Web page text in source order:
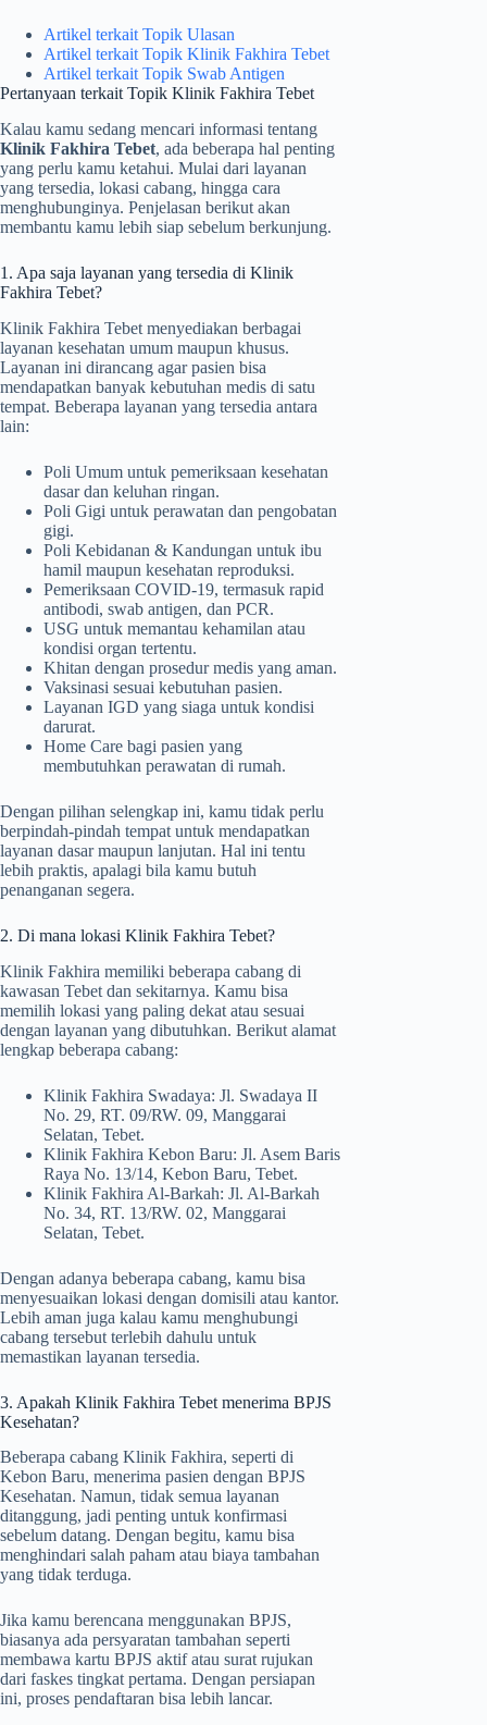
Artikel terkait Topik Ulasan
Artikel terkait Topik Klinik Fakhira Tebet
Artikel terkait Topik Swab Antigen
Pertanyaan terkait Topik Klinik Fakhira Tebet
Kalau kamu sedang mencari informasi tentang
Klinik Fakhira Tebet, ada beberapa hal penting
yang perlu kamu ketahui. Mulai dari layanan
yang tersedia, lokasi cabang, hingga cara
menghubunginya. Penjelasan berikut akan
membantu kamu lebih siap sebelum berkunjung.
1. Apa saja layanan yang tersedia di Klinik
Fakhira Tebet?
Klinik Fakhira Tebet menyediakan berbagai
layanan kesehatan umum maupun khusus.
Layanan ini dirancang agar pasien bisa
mendapatkan banyak kebutuhan medis di satu
tempat. Beberapa layanan yang tersedia antara
lain:
Poli Umum untuk pemeriksaan kesehatan
dasar dan keluhan ringan.
Poli Gigi untuk perawatan dan pengobatan
gigi.
Poli Kebidanan & Kandungan untuk ibu
hamil maupun kesehatan reproduksi.
Pemeriksaan COVID-19, termasuk rapid
antibodi, swab antigen, dan PCR.
USG untuk memantau kehamilan atau
kondisi organ tertentu.
Khitan dengan prosedur medis yang aman.
Vaksinasi sesuai kebutuhan pasien.
Layanan IGD yang siaga untuk kondisi
darurat.
Home Care bagi pasien yang
membutuhkan perawatan di rumah.
Dengan pilihan selengkap ini, kamu tidak perlu
berpindah-pindah tempat untuk mendapatkan
layanan dasar maupun lanjutan. Hal ini tentu
lebih praktis, apalagi bila kamu butuh
penanganan segera.
2. Di mana lokasi Klinik Fakhira Tebet?
Klinik Fakhira memiliki beberapa cabang di
kawasan Tebet dan sekitarnya. Kamu bisa
memilih lokasi yang paling dekat atau sesuai
dengan layanan yang dibutuhkan. Berikut alamat
lengkap beberapa cabang:
Klinik Fakhira Swadaya: Jl. Swadaya II
No. 29, RT. 09/RW. 09, Manggarai
Selatan, Tebet.
Klinik Fakhira Kebon Baru: Jl. Asem Baris
Raya No. 13/14, Kebon Baru, Tebet.
Klinik Fakhira Al-Barkah: Jl. Al-Barkah
No. 34, RT. 13/RW. 02, Manggarai
Selatan, Tebet.
Dengan adanya beberapa cabang, kamu bisa
menyesuaikan lokasi dengan domisili atau kantor.
Lebih aman juga kalau kamu menghubungi
cabang tersebut terlebih dahulu untuk
memastikan layanan tersedia.
3. Apakah Klinik Fakhira Tebet menerima BPJS
Kesehatan?
Beberapa cabang Klinik Fakhira, seperti di
Kebon Baru, menerima pasien dengan BPJS
Kesehatan. Namun, tidak semua layanan
ditanggung, jadi penting untuk konfirmasi
sebelum datang. Dengan begitu, kamu bisa
menghindari salah paham atau biaya tambahan
yang tidak terduga.
Jika kamu berencana menggunakan BPJS,
biasanya ada persyaratan tambahan seperti
membawa kartu BPJS aktif atau surat rujukan
dari faskes tingkat pertama. Dengan persiapan
ini, proses pendaftaran bisa lebih lancar.